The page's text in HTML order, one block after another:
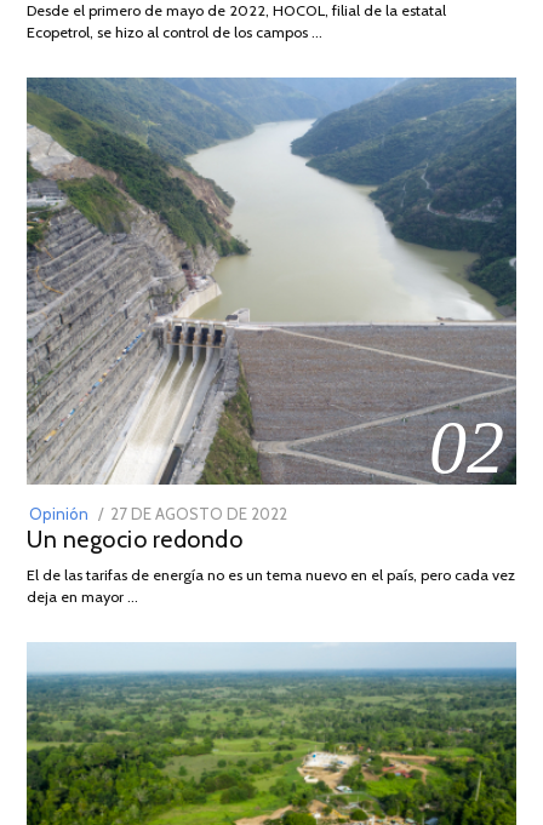
2026
Desde el primero de mayo de 2022, HOCOL, filial de la estatal
Ecopetrol, se hizo al control de los campos …
02
Opinión
POSTED
ON
27 DE AGOSTO DE 2022
DE
Un negocio redondo
El de las tarifas de energía no es un tema nuevo en el país, pero cada vez
deja en mayor …